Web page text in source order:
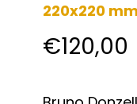
220x220 mm
€120,00